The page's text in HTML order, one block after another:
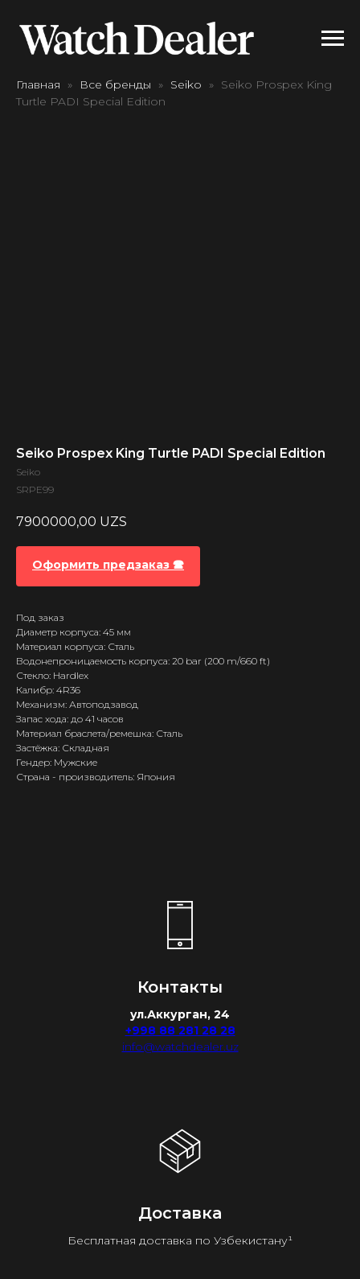
Главная Все бренды Seiko
Seiko Prospex King
Turtle PADI Special Edition
Seiko Prospex King Turtle PADI Special Edition
Seiko
SRPE99
7900000,00 UZS
Оформить предзаказ 🕿
Под заказ
Диаметр корпуса: 45 мм
Материал корпуса: Сталь
Водонепроницаемость корпуса: 20 bar (200 m/660 ft)
Стекло: Hardlex
Калибр: 4R36
Механизм: Автоподзавод
Запас хода: до 41 часов
Материал браслета/ремешка: Сталь
Застёжка: Складная
Гендер: Мужские
Страна - производитель: Япония
Контакты
ул.Аккурган, 24
+998 88 281 28 28
info@watchdealer.uz
Доставка
Бесплатная доставка по Узбекистану¹